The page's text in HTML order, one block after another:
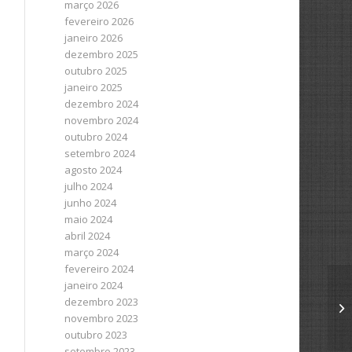
março 2026
fevereiro 2026
janeiro 2026
dezembro 2025
outubro 2025
janeiro 2025
dezembro 2024
novembro 2024
outubro 2024
setembro 2024
agosto 2024
julho 2024
junho 2024
maio 2024
abril 2024
março 2024
fevereiro 2024
janeiro 2024
dezembro 2023
novembro 2023
outubro 2023